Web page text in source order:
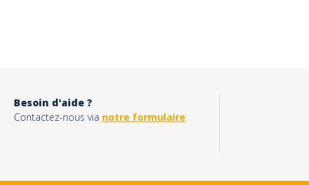
Besoin d'aide ?
Contactez-nous via notre formulaire